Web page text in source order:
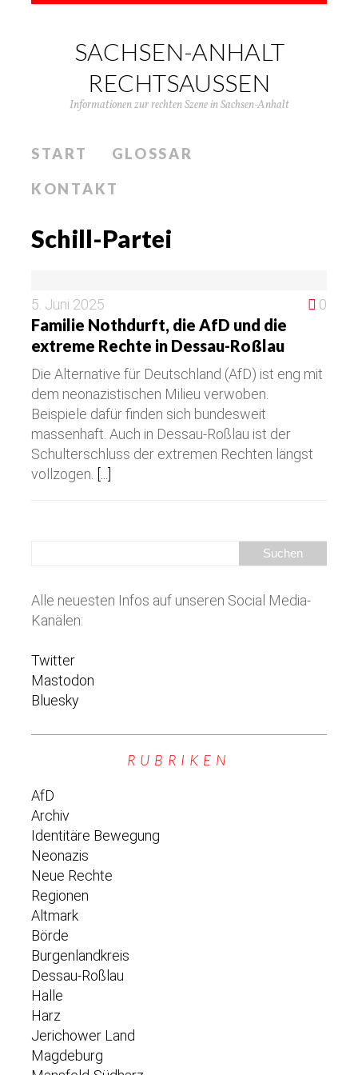
SACHSEN-ANHALT
RECHTSAUSSEN
Informationen zur rechten Szene in Sachsen-Anhalt
START
GLOSSAR
KONTAKT
Schill-Partei
5. Juni 2025 0
Familie Nothdurft, die AfD und die
extreme Rechte in Dessau-Roßlau
Die Alternative für Deutschland (AfD) ist eng mit
dem neonazistischen Milieu verwoben.
Beispiele dafür finden sich bundesweit
massenhaft. Auch in Dessau-Roßlau ist der
Schulterschluss der extremen Rechten längst
vollzogen.
Alle neuesten Infos auf unseren Social Media-
Kanälen:
Twitter
Mastodon
Bluesky
RUBRIKEN
AfD
Archiv
Identitäre Bewegung
Neonazis
Neue Rechte
Regionen
Altmark
Börde
Burgenlandkreis
Dessau-Roßlau
Halle
Harz
Jerichower Land
Magdeburg